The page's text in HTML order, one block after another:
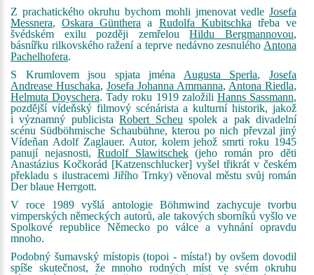
Z prachatického okruhu bychom mohli jmenovat vedle Josefa
Messnera,Oskara Günthera a Rudolfa Kubitschka třeba ve
švédském exilu později zemřelouHildu Bergmannovou,
básnířku rilkovského ražení a teprve nedávno zesnulého Antona
Pachelhofera.
S Krumlovem jsou spjata jména Augusta Sperla,Josefa
Andrease Huschaka, Josefa Johanna Ammanna, Antona Riedla,
Helmuta Doyschera. Tady roku 1919 založili Hanns Sassmann,
pozdější vídeňský filmový scénárista a kulturní historik, jakož
i významný publicistaRobert Scheu spolek a pak divadelní
scénu Südböhmische Schaubühne, kterou po nich převzal jiný
Vídeňan Adolf Zaglauer. Autor, kolem jehož smrti roku 1945
panují nejasnosti,Rudolf Slawitschek(jeho román pro děti
Anastázius Kočkorád [Katzenschlucker] vyšel třikrát v českém
překladu s ilustracemi Jiřího Trnky) věnoval městu svůj román
Der blaue Herrgott.
V roce 1989 vyšlá antologie Böhmwind zachycuje tvorbu
vimperských německých autorů, ale takových sborníků vyšlo ve
Spolkové republice Německo po válce a vyhnání opravdu
mnoho.
Podobný šumavský místopis (topoi - místa!) by ovšem dovodil
spíše skutečnost, že mnoho rodných míst ve svém okruhu